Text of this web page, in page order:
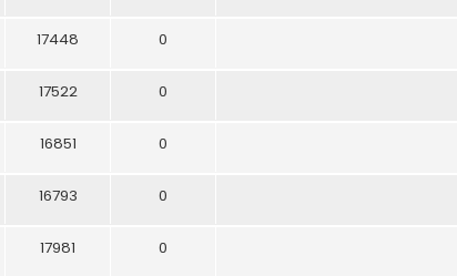
0
17448
0
17522
0
16851
0
16793
0
17981